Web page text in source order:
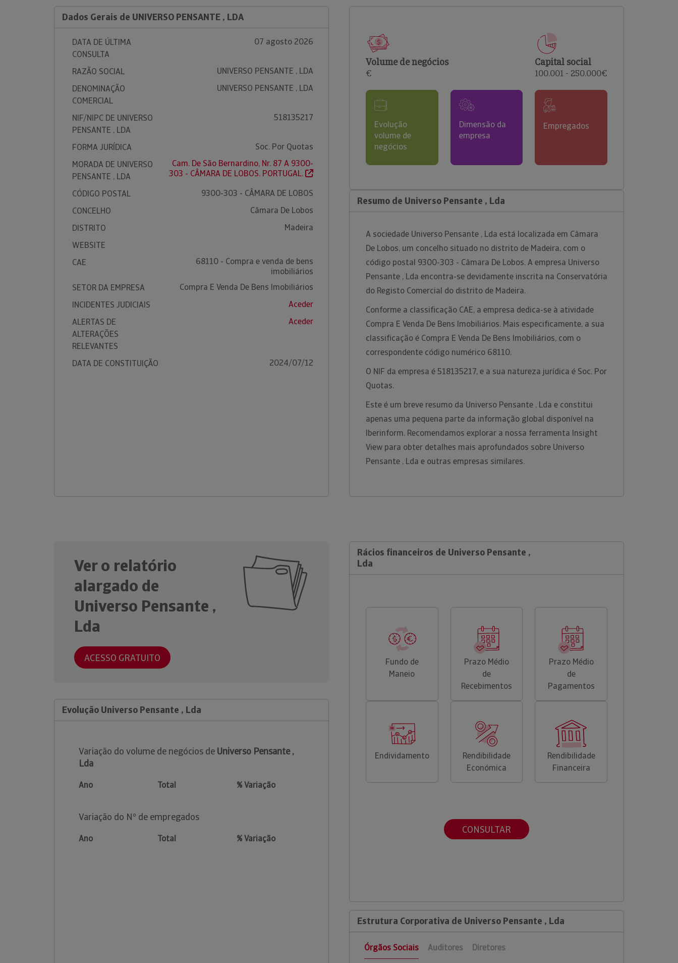
comerciais e analisar o risco de incumprimento dos
Dados Gerais de UNIVERSO PENSANTE , LDA
DATA DE ÚLTIMA
CONSULTA
07 agosto 2026
RAZÃO SOCIAL
UNIVERSO PENSANTE , LDA
DENOMINAÇÃO
COMERCIAL
UNIVERSO PENSANTE , LDA
NIF/NIPC DE UNIVERSO
PENSANTE , LDA
518135217
FORMA JURÍDICA
Soc. Por Quotas
MORADA DE UNIVERSO
PENSANTE , LDA
Cam. De São Bernardino, Nr. 87 A 9300-
303 - CÂMARA DE LOBOS. PORTUGAL.
CÓDIGO POSTAL
9300-303 - CÂMARA DE LOBOS
CONCELHO
Câmara De Lobos
DISTRITO
Madeira
WEBSITE
CAE
68110 - Compra e venda de bens
imobiliários
SETOR DA EMPRESA
Compra E Venda De Bens Imobiliários
INCIDENTES JUDICIAIS
Aceder
ALERTAS DE
ALTERAÇÕES
RELEVANTES
Aceder
DATA DE CONSTITUIÇÃO 2024/07/12
Volume de negócios
€
Capital social
100.001 - 250.000€
Evolução
volume de
negócios
Dimensão da
empresa
Empregados
Resumo de Universo Pensante , Lda
A sociedade Universo Pensante , Lda está localizada em Câmara
De Lobos, um concelho situado no distrito de Madeira, com o
código postal 9300-303 - Câmara De Lobos. A empresa Universo
Pensante , Lda encontra-se devidamente inscrita na Conservatória
do Registo Comercial do distrito de Madeira.
Conforme a classificação CAE, a empresa dedica-se à atividade
Compra E Venda De Bens Imobiliários. Mais especificamente, a sua
classificação é Compra E Venda De Bens Imobiliários, com o
correspondente código numérico 68110.
O NIF da empresa é 518135217, e a sua natureza jurídica é Soc. Por
Quotas.
Este é um breve resumo da Universo Pensante , Lda e constitui
apenas uma pequena parte da informação global disponível na
Iberinform. Recomendamos explorar a nossa ferramenta Insight
View para obter detalhes mais aprofundados sobre Universo
Pensante , Lda e outras empresas similares.
Ver o relatório
alargado de
Universo Pensante ,
Lda
ACESSO GRATUITO
Evolução Universo Pensante , Lda
Variação do volume de negócios de Universo Pensante ,
Lda
Ano Total % Variação
Variação do Nº de empregados
Ano Total % Variação
Rácios financeiros de Universo Pensante ,
Lda
Fundo de
Maneio
Prazo Médio
de
Recebimentos
Prazo Médio
de
Pagamentos
Endividamento
Rendibilidade
Económica
Rendibilidade
Financeira
CONSULTAR
Estrutura Corporativa de Universo Pensante , Lda
Órgãos Sociais Auditores Diretores